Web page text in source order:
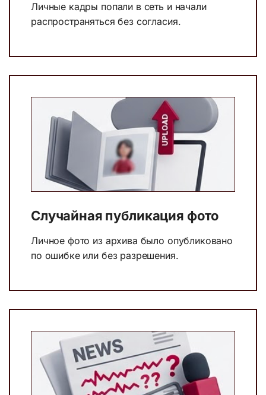
Личные кадры попали в сеть и начали
распространяться без согласия.
Случайная публикация фото
Личное фото из архива было опубликовано
по ошибке или без разрешения.